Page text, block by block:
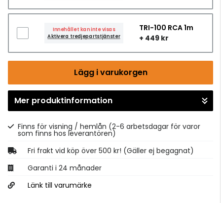
Innehållet kan inte visas
Aktivera tredjepartstjänster
TRI-100 RCA 1m
+ 449 kr
Lägg i varukorgen
Gå till kassan
Mer produktinformation
Finns för visning / hemlån (2-6 arbetsdagar för varor
som finns hos leverantören)
Fri frakt vid köp över 500 kr! (Gäller ej begagnat)
Garanti i 24 månader
Länk till varumärke